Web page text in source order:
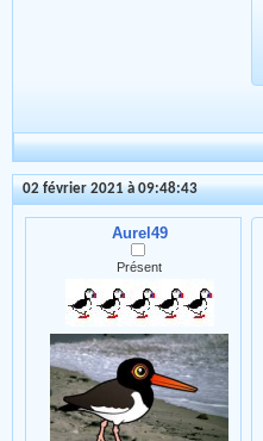
02 février 2021 à 09:48:43
Aurel49
Présent